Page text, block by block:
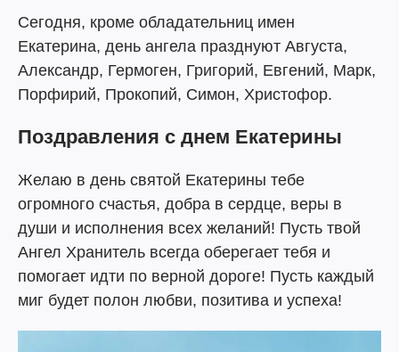
Сегодня, кроме обладательниц имен
Екатерина, день ангела празднуют Августа,
Александр, Гермоген, Григорий, Евгений, Марк,
Порфирий, Прокопий, Симон, Христофор.
Поздравления с днем Екатерины
Желаю в день святой Екатерины тебе
огромного счастья, добра в сердце, веры в
души и исполнения всех желаний! Пусть твой
Ангел Хранитель всегда оберегает тебя и
помогает идти по верной дороге! Пусть каждый
миг будет полон любви, позитива и успеха!